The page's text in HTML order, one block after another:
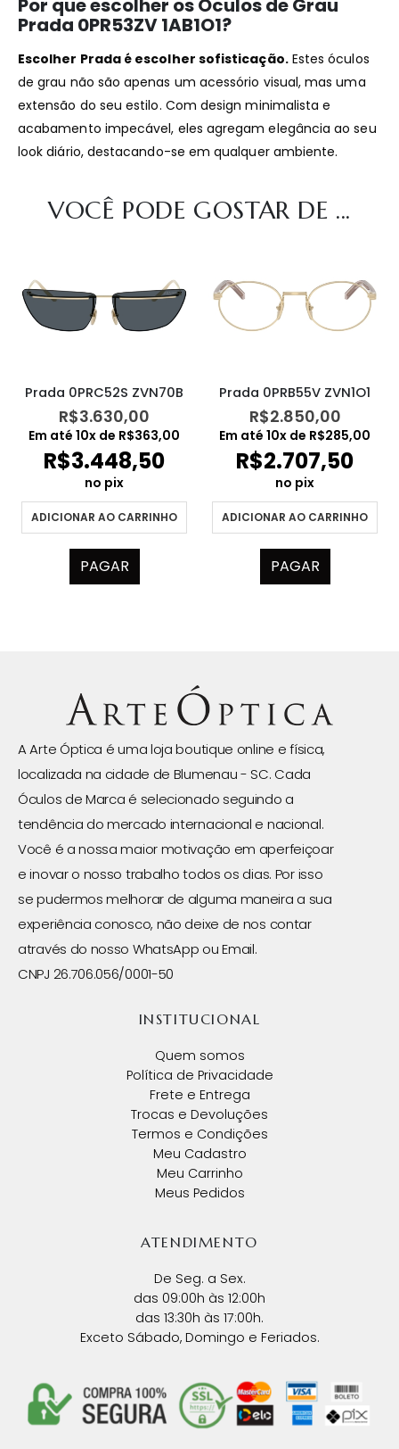
Por que escolher os Óculos de Grau
Prada 0PR53ZV 1AB1O1?
Escolher Prada é escolher sofisticação.Estes óculos
de grau não são apenas um acessório visual, mas uma
extensão do seu estilo. Com design minimalista e
acabamento impecável, eles agregam elegância ao seu
look diário, destacando-se em qualquer ambiente.
VOCÊ PODE GOSTAR DE ...
Prada 0PRC52S ZVN70B
R$3.630,00
Em até 10x de R$363,00
R$3.448,50
no pix
ADICIONAR AO CARRINHO
PAGAR
Prada 0PRB55V ZVN1O1
R$2.850,00
Em até 10x de R$285,00
R$2.707,50
no pix
ADICIONAR AO CARRINHO
PAGAR
A Arte Óptica é uma loja boutique online e física,
localizada na cidade de Blumenau - SC. Cada
Óculos de Marca é selecionado seguindo a
tendência do mercado internacional e nacional.
Você é a nossa maior motivação em aperfeiçoar
e inovar o nosso trabalho todos os dias. Por isso
se pudermos melhorar de alguma maneira a sua
experiência conosco, não deixe de nos contar
através do nosso WhatsApp ou Email.
CNPJ 26.706.056/0001-50
INSTITUCIONAL
Quem somos
Política de Privacidade
Frete e Entrega
Trocas e Devoluções
Termos e Condições
Meu Cadastro
Meu Carrinho
Meus Pedidos
ATENDIMENTO
De Seg. a Sex.
das 09:00h às 12:00h
das 13:30h às 17:00h.
Exceto Sábado, Domingo e Feriados.